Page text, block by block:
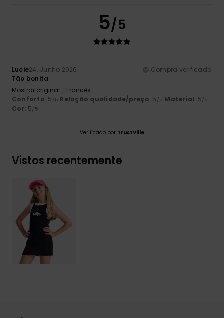
5/5
Lucie24. Junho 2026
Compra verificada
Tão bonita
Mostrar original - Francês
Conforto: 5 /5 Relação qualidade/preço: 5 /5 Material: 5/5
Cor: 5/5
Verificado por TrustVille
Vistos recentemente